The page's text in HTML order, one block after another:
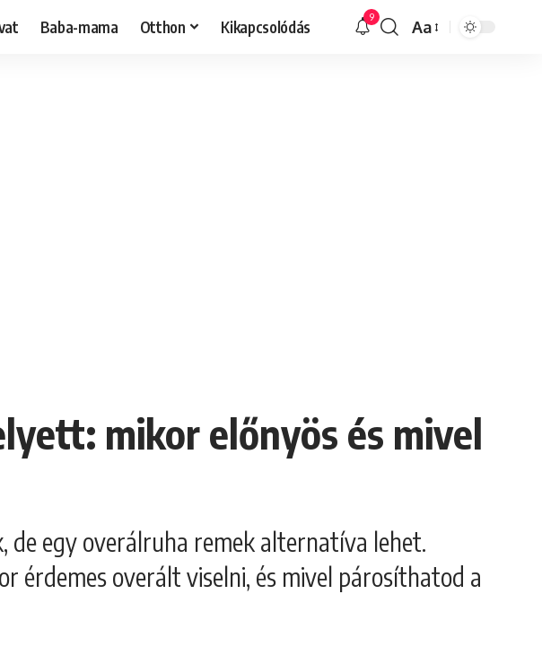
Baba-mama Otthon Kikapcsolódás 9
Font
Aa
mikor előnyös és mivel
de egy overálruha remek alternatíva lehet.
érdemes overált viselni, és mivel párosíthatod a